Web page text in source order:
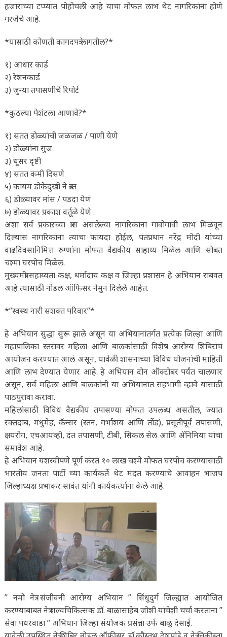
हजाराच्या टप्प्यात पोहोचली आहे याचा मोफत लाभ थेट नागरिकांना होणे
गरजेचे आहे.
*यासाठी कोणती कागदपत्रे लागतील?*
१) आधार कार्ड
२) रेशनकार्ड
३) जुन्या तपासणीचे रिपोर्ट
*कुठल्या पेशंटला आणावे?*
१) सतत डोळ्यांची जळजळ / पाणी येणे
२) डोळ्यांना सुज
३) धूसर दृष्टी
४) सतत कमी दिसणे
५) कायम डोकेदुखी ने त्रस्त
६) डोळ्यावर मांस / पडदा येणं
७) डोळ्यावर प्रकाश वर्तूळे येणे .
अशा सर्व प्रकारच्या त्रास असलेल्या नागरिकांना गावोगावी लाभ मिळवून
दिल्यास नागरिकांना त्याचा फायदा होईल, पंतप्रधान नरेंद्र मोदी यांच्या
वाढदिवसानिमित्त रुग्णांना मोफत वैद्यकीय साहाय्य मिळेल आणि सोबत
चश्मा घरपोच मिळेल.
मुख्यमंत्री सहाय्यता कक्ष, धर्मादाय कक्ष व जिल्हा प्रशासन हे अभियान राबवत
आहे त्यासाठी नोडल ऑफिसर नेमुन दिलेले आहेत.
*”स्वस्थ नारी सशक्त परिवार”*
हे अभियान सुद्धा सुरू झाले असून या अभियानांतर्गत प्रत्येक जिल्हा आणि
महापालिका स्तरावर महिला आणि बालकांसाठी विशेष आरोग्य शिबिरांचं
आयोजन करण्यात आलं असून, यावेळी शासनाच्या विविध योजनांची माहिती
आणि लाभ देण्यात येणार आहे. हे अभियान दोन ऑक्टोबर पर्यंत चालणार
असून, सर्व महिला आणि बालकांनी या अभियानात सहभागी व्हावे यासाठी
पाठपुरावा करावा.
महिलांसाठी विविध वैद्यकीय तपासण्या मोफत उपलब्ध असतील, ज्यात
रक्तदाब, मधुमेह, कॅन्सर (स्तन, गर्भाशय आणि तोंड), प्रसूतीपूर्व तपासणी,
क्षयरोग, एचआयव्ही, दंत तपासणी, टीबी, सिकल सेल आणि ॲनिमिया यांचा
समावेश आहे.
हे अभियान यशस्वीपणे पूर्ण करत १० लाख चश्मे मोफत घरपोच करण्यासाठी
भारतीय जनता पार्टी च्या कार्यकर्ते थेट मदत करण्याचे आवाहन भाजप
जिल्हाध्यक्ष प्रभाकर सावंत यांनी कार्यकर्त्यांना केले आहे.
” नमो नेत्र संजीवनी आरोग्य अभियान ” सिंधुदुर्ग जिल्ह्यात आयोजित
करण्याबाबत नेत्र शल्यचिकित्सक डॉ. बाळासाहेब जोशी यांचेशी चर्चा करताना ”
सेवा पंधरवाडा ” अभियान जिल्हा संयोजक प्रसंन्ना उर्फ बाळु देसाई.